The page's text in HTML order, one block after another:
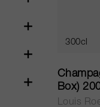
300cl
Box)
Louis